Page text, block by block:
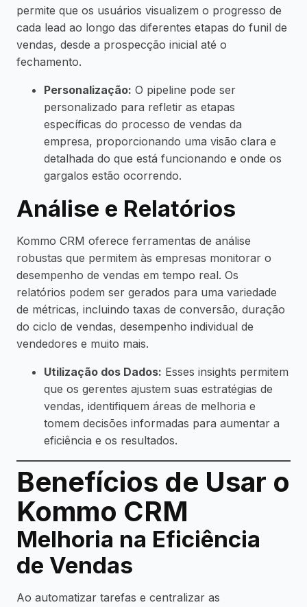
permite que os usuários visualizem o progresso de
cada lead ao longo das diferentes etapas do funil de
vendas, desde a prospecção inicial até o
fechamento.
Personalização: O pipeline pode ser
personalizado para refletir as etapas
específicas do processo de vendas da
empresa, proporcionando uma visão clara e
detalhada do que está funcionando e onde os
gargalos estão ocorrendo.
Análise e Relatórios
Kommo CRM oferece ferramentas de análise
robustas que permitem às empresas monitorar o
desempenho de vendas em tempo real. Os
relatórios podem ser gerados para uma variedade
de métricas, incluindo taxas de conversão, duração
do ciclo de vendas, desempenho individual de
vendedores e muito mais.
Utilização dos Dados: Esses insights permitem
que os gerentes ajustem suas estratégias de
vendas, identifiquem áreas de melhoria e
tomem decisões informadas para aumentar a
eficiência e os resultados.
Benefícios de Usar o
Kommo CRM
Melhoria na Eficiência
de Vendas
Ao automatizar tarefas e centralizar as